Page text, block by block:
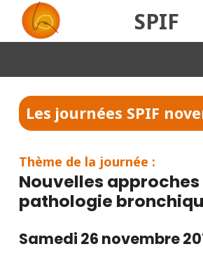
SPIF
Les journées SPIF
Thème de la journée :
Nouvelles approches
pathologie
Samedi 26 novembre